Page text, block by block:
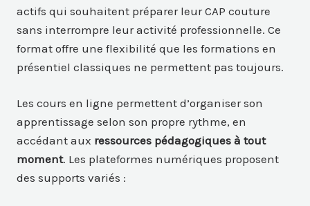
actifs qui souhaitent préparer leur CAP couture
sans interrompre leur activité professionnelle. Ce
format offre une flexibilité que les formations en
présentiel classiques ne permettent pas toujours.
Les cours en ligne permettent d’organiser son
apprentissage selon son propre rythme, en
accédant aux ressources pédagogiques à tout
moment. Les plateformes numériques proposent
des supports variés :